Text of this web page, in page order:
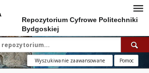
Repozytorium Cyfrowe Politechniki
Bydgoskiej
Wyszukiwanie zaawansowane Pomoc